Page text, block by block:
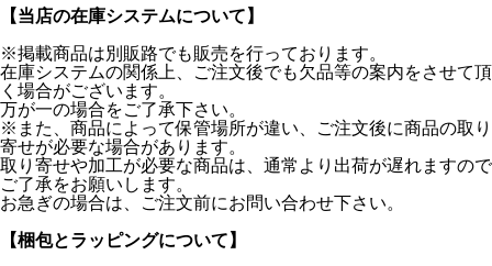
【当店の在庫システムについて】
※掲載商品は別販路でも販売を行っております。
在庫システムの関係上、ご注文後でも欠品等の案内をさせて頂
く場合がございます。
万が一の場合をご了承下さい。
※また、商品によって保管場所が違い、ご注文後に商品の取り
寄せが必要な場合があります。
取り寄せや加工が必要な商品は、通常より出荷が遅れますので
ご了承をお願いします。
お急ぎの場合は、ご注文前にお問い合わせ下さい。
【梱包とラッピングについて】